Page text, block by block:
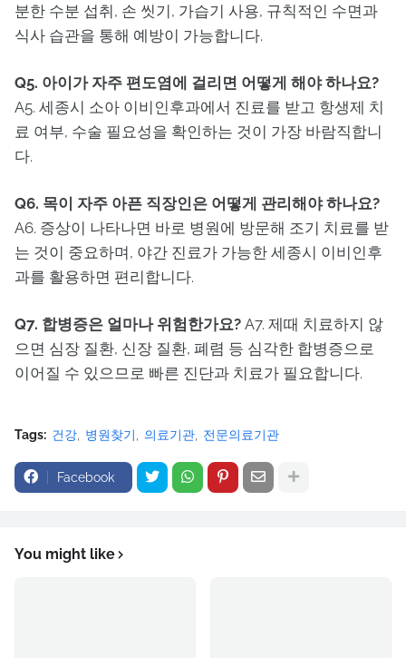
분한 수분 섭취, 손 씻기, 가습기 사용, 규칙적인 수면과
식사 습관을 통해 예방이 가능합니다.
Q5. 아이가 자주 편도염에 걸리면 어떻게 해야 하나요?
A5. 세종시 소아 이비인후과에서 진료를 받고 항생제 치
료 여부, 수술 필요성을 확인하는 것이 가장 바람직합니
다.
Q6. 목이 자주 아픈 직장인은 어떻게 관리해야 하나요?
A6. 증상이 나타나면 바로 병원에 방문해 조기 치료를 받
는 것이 중요하며, 야간 진료가 가능한 세종시 이비인후
과를 활용하면 편리합니다.
Q7. 합병증은 얼마나 위험한가요? A7. 제때 치료하지 않
으면 심장 질환, 신장 질환, 폐렴 등 심각한 합병증으로
이어질 수 있으므로 빠른 진단과 치료가 필요합니다.
Tags: 건강 병원찾기 의료기관 전문의료기관
Facebook
You might like